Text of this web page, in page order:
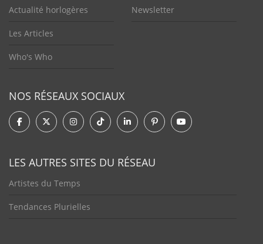
Actualité horlogères
Les Articles
Who's Who
Newsletter
NOS RÉSEAUX SOCIAUX
LES AUTRES SITES DU RÉSEAU
Artistes du Temps
Tendances Plurielles